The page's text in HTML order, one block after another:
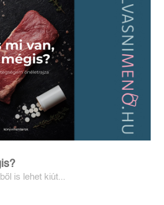
is lehet kiút...